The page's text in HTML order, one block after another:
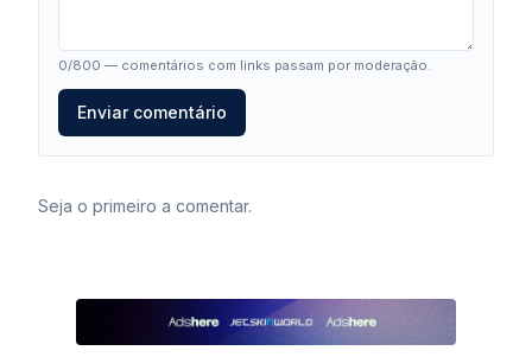
0/800 — comentários com links passam por moderação.
Enviar comentário
Seja o primeiro a comentar.